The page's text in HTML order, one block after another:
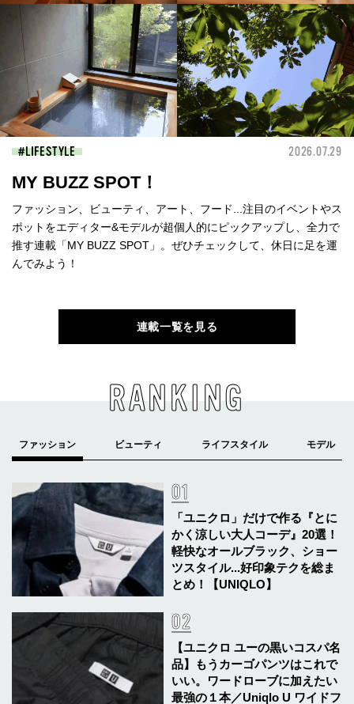
LIFESTYLE 2026.07.29
MY BUZZ SPOT！
ファッション、ビューティ、アート、フード...注目のイベントやス
ポットをエディター&モデルが超個人的にピックアップし、全力で
推す連載「MY BUZZ SPOT」。ぜひチェックして、休日に足を運
んでみよう！
連載一覧を見る
RANKING
「ユニクロ」だけで作る『とに
かく涼しい大人コーデ』20選！
軽快なオールブラック、ショー
ツスタイル...好印象テクを総ま
とめ！【UNIQLO】
【ユニクロ ユーの黒いコスパ名
品】もうカーゴパンツはこれで
いい。ワードローブに加えたい
最強の１本／Uniqlo U ワイドフ